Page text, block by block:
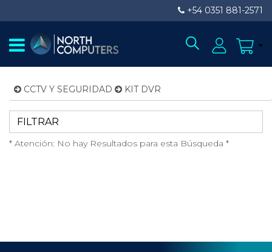
+54 0351 881-2571
CCTV Y SEGURIDAD KIT DVR
FILTRAR
* Atención: No hay Resultados para esta Búsqueda *